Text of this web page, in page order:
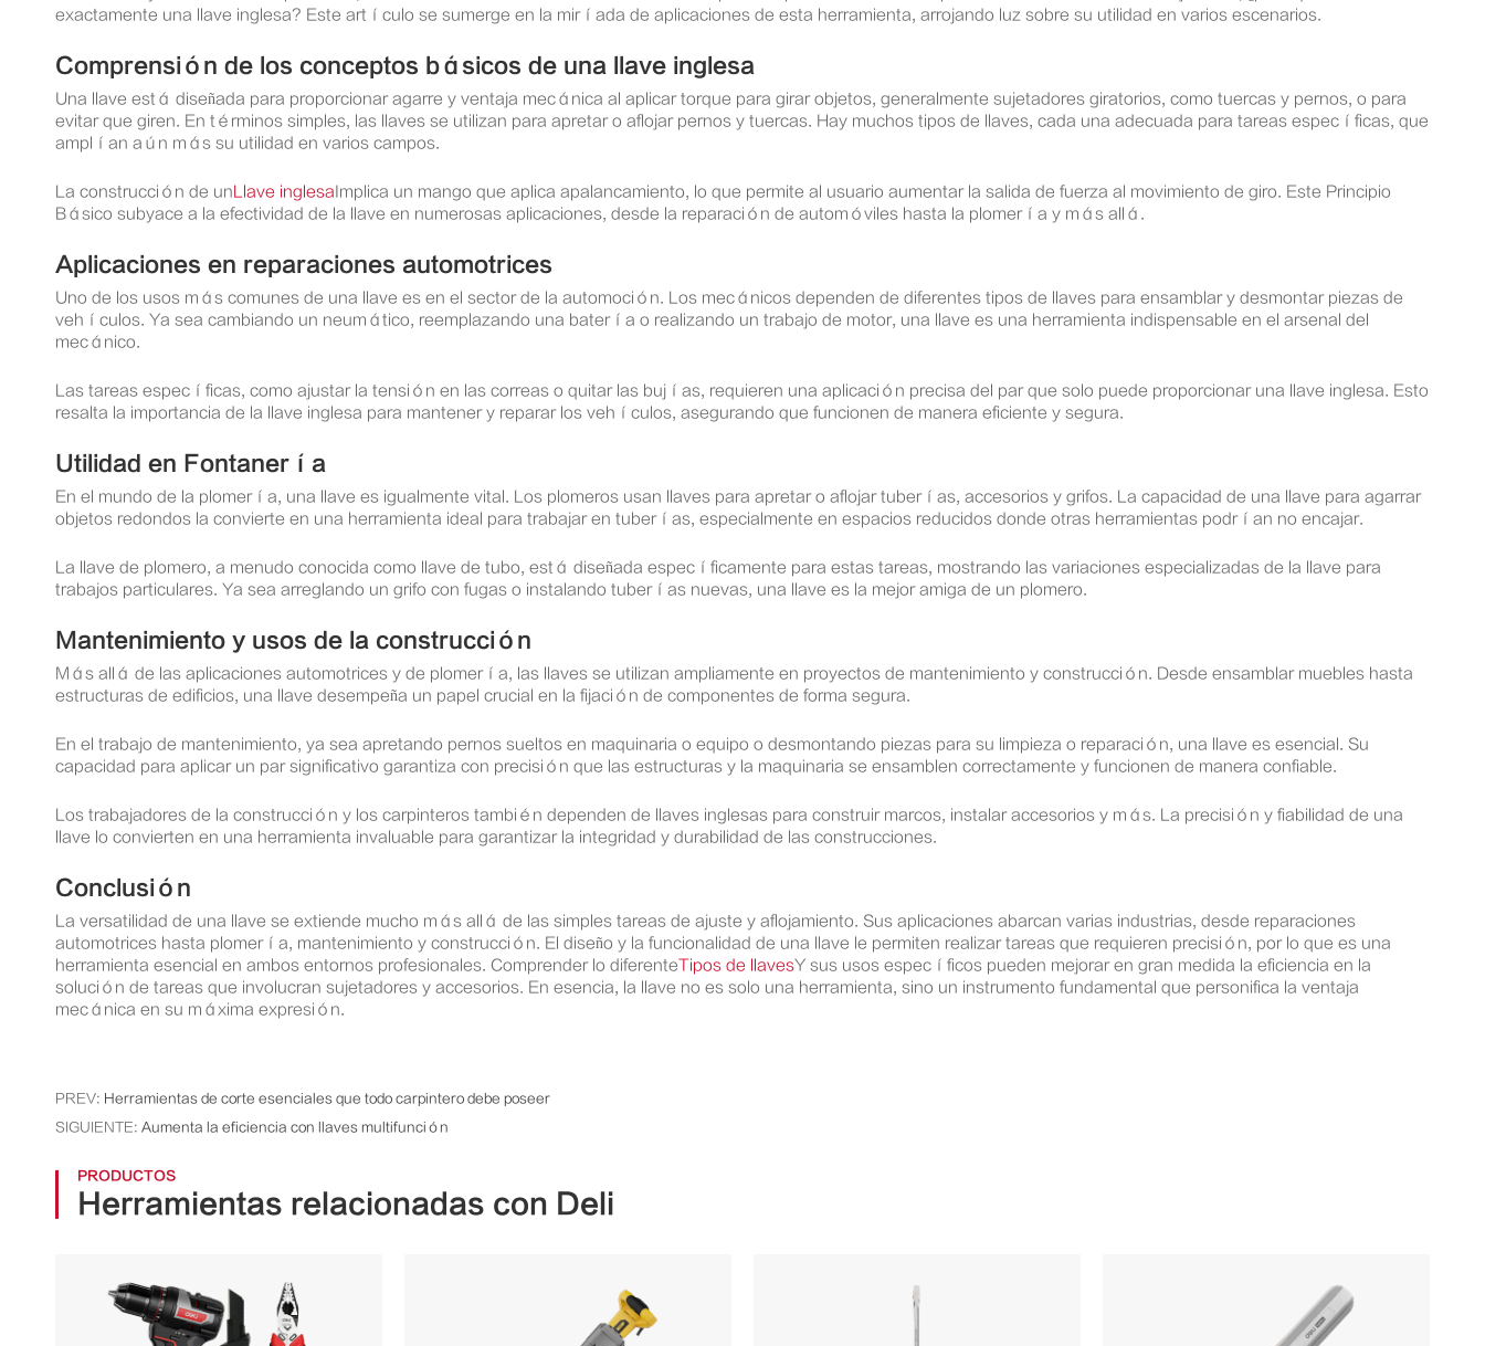
exactamente una llave inglesa? Este artículo se sumerge en la miríada de aplicaciones de esta herramienta, arrojando luz sobre su utilidad en varios escenarios.
Comprensión de los conceptos básicos de una llave inglesa
Una llave está diseñada para proporcionar agarre y ventaja mecánica al aplicar torque para girar objetos, generalmente sujetadores giratorios, como tuercas y pernos, o para
evitar que giren. En términos simples, las llaves se utilizan para apretar o aflojar pernos y tuercas. Hay muchos tipos de llaves, cada una adecuada para tareas específicas, que
amplían aún más su utilidad en varios campos.
La construcción de unLlave inglesaImplica un mango que aplica apalancamiento, lo que permite al usuario aumentar la salida de fuerza al movimiento de giro. Este Principio
Básico subyace a la efectividad de la llave en numerosas aplicaciones, desde la reparación de automóviles hasta la plomería y más allá.
Aplicaciones en reparaciones automotrices
Uno de los usos más comunes de una llave es en el sector de la automoción. Los mecánicos dependen de diferentes tipos de llaves para ensamblar y desmontar piezas de
vehículos. Ya sea cambiando un neumático, reemplazando una batería o realizando un trabajo de motor, una llave es una herramienta indispensable en el arsenal del
mecánico.
Las tareas específicas, como ajustar la tensión en las correas o quitar las bujías, requieren una aplicación precisa del par que solo puede proporcionar una llave inglesa. Esto
resalta la importancia de la llave inglesa para mantener y reparar los vehículos, asegurando que funcionen de manera eficiente y segura.
Utilidad en Fontanería
En el mundo de la plomería, una llave es igualmente vital. Los plomeros usan llaves para apretar o aflojar tuberías, accesorios y grifos. La capacidad de una llave para agarrar
objetos redondos la convierte en una herramienta ideal para trabajar en tuberías, especialmente en espacios reducidos donde otras herramientas podrían no encajar.
La llave de plomero, a menudo conocida como llave de tubo, está diseñada específicamente para estas tareas, mostrando las variaciones especializadas de la llave para
trabajos particulares. Ya sea arreglando un grifo con fugas o instalando tuberías nuevas, una llave es la mejor amiga de un plomero.
Mantenimiento y usos de la construcción
Más allá de las aplicaciones automotrices y de plomería, las llaves se utilizan ampliamente en proyectos de mantenimiento y construcción. Desde ensamblar muebles hasta
estructuras de edificios, una llave desempeña un papel crucial en la fijación de componentes de forma segura.
En el trabajo de mantenimiento, ya sea apretando pernos sueltos en maquinaria o equipo o desmontando piezas para su limpieza o reparación, una llave es esencial. Su
capacidad para aplicar un par significativo garantiza con precisión que las estructuras y la maquinaria se ensamblen correctamente y funcionen de manera confiable.
Los trabajadores de la construcción y los carpinteros también dependen de llaves inglesas para construir marcos, instalar accesorios y más. La precisión y fiabilidad de una
llave lo convierten en una herramienta invaluable para garantizar la integridad y durabilidad de las construcciones.
Conclusión
La versatilidad de una llave se extiende mucho más allá de las simples tareas de ajuste y aflojamiento. Sus aplicaciones abarcan varias industrias, desde reparaciones
automotrices hasta plomería, mantenimiento y construcción. El diseño y la funcionalidad de una llave le permiten realizar tareas que requieren precisión, por lo que es una
herramienta esencial en ambos entornos profesionales. Comprender lo diferenteTipos de llavesY sus usos específicos pueden mejorar en gran medida la eficiencia en la
solución de tareas que involucran sujetadores y accesorios. En esencia, la llave no es solo una herramienta, sino un instrumento fundamental que personifica la ventaja
mecánica en su máxima expresión.
PREV: Herramientas de corte esenciales que todo carpintero debe poseer
SIGUIENTE: Aumenta la eficiencia con llaves multifunción
PRODUCTOS
Herramientas relacionadas con Deli